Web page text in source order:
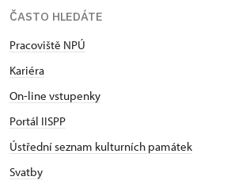
ČASTO HLEDÁTE
Pracoviště NPÚ
Kariéra
On-line vstupenky
Portál IISPP
Ústřední seznam kulturních památek
Svatby